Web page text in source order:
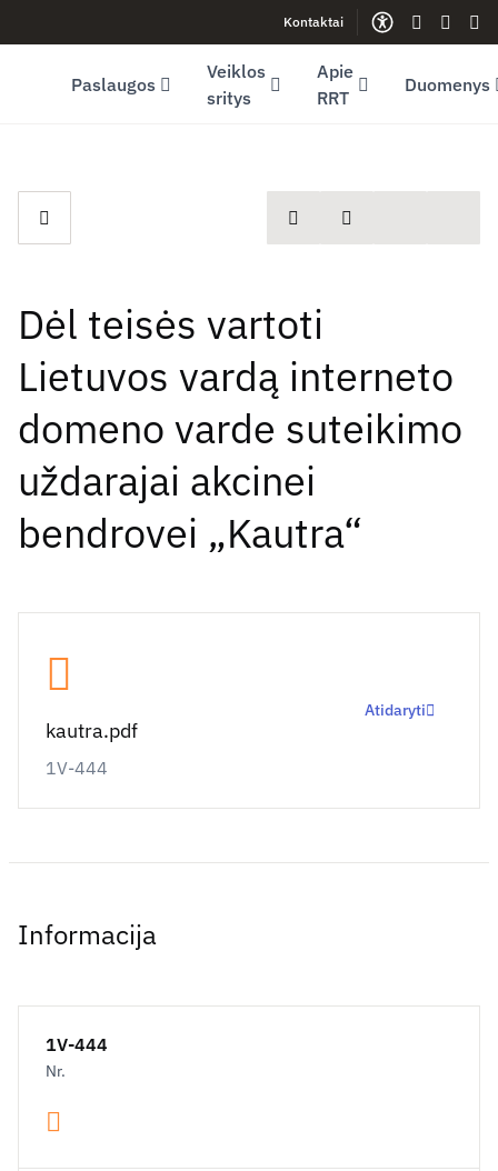
Youtube (opens in new window)Kontaktai
Gestų
Paslaugos
Veiklos
sritys
Apie
RRT
Duomenys
spausdintiDalintis
Dėl teisės vartoti
Lietuvos vardą interneto
domeno varde suteikimo
uždarajai akcinei
bendrovei „Kautra“
kautra.pdf
1V-444
Atidaryti
Informacija
1V-444
Nr.